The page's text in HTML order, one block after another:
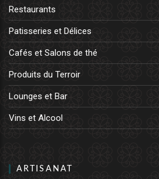
Restaurants
Patisseries et Délices
Cafés et Salons de thé
Produits du Terroir
Lounges et Bar
Vins et Alcool
ARTISANAT